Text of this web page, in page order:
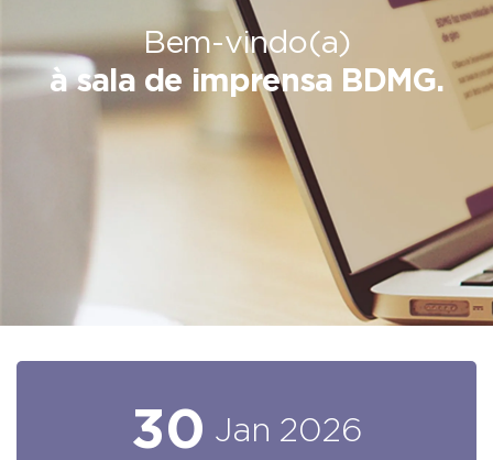
Bem-vindo(a)
à sala de imprensa BDMG.
30 Jan 2026